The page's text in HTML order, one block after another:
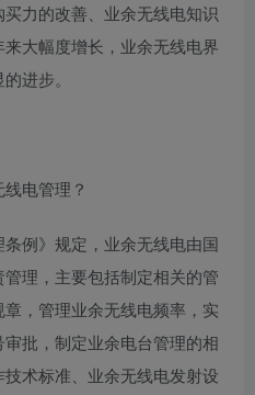
力的改善、业余无线电知识
大幅度增长，业余无线电界
进步。
电管理？
例》规定，业余无线电由国
理，主要包括制定相关的管
，管理业余无线电频率，实
批，制定业余电台管理的相
术标准、业余无线电发射设